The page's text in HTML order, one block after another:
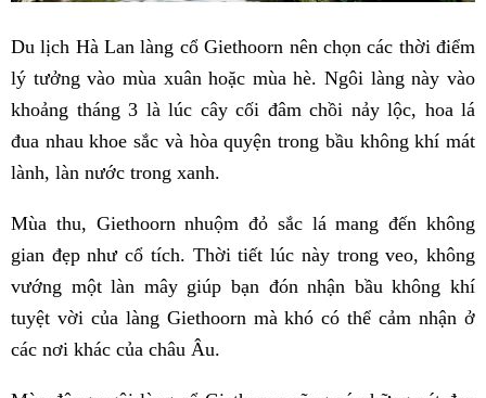
Du lịch Hà Lan làng cổ Giethoorn nên chọn các thời điểm
lý tưởng vào mùa xuân hoặc mùa hè. Ngôi làng này vào
khoảng tháng 3 là lúc cây cối đâm chồi nảy lộc, hoa lá
đua nhau khoe sắc và hòa quyện trong bầu không khí mát
lành, làn nước trong xanh.
Mùa thu, Giethoorn nhuộm đỏ sắc lá mang đến không
gian đẹp như cổ tích. Thời tiết lúc này trong veo, không
vướng một làn mây giúp bạn đón nhận bầu không khí
tuyệt vời của làng Giethoorn mà khó có thể cảm nhận ở
các nơi khác của châu Âu.